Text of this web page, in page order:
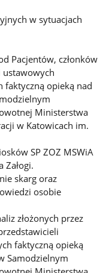
w sytuacjach
Pacjentów, członków
ustawowych
faktyczną opieką nad
Ministerstwa
w Katowicach im.
SP ZOZ MSWiA
Załogi.
skarg oraz
osobie
złożonych przez
faktyczną opieką
Samodzielnym